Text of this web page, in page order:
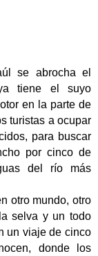
se abrocha el
tiene el suyo
en la parte de
turistas a ocupar
para buscar
por cinco de
del río más
mundo, otro
selva y un todo
un viaje de cinco
donde los